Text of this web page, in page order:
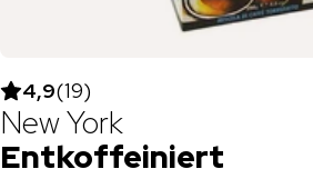
4,9(19)
New York
Entkoffeiniert